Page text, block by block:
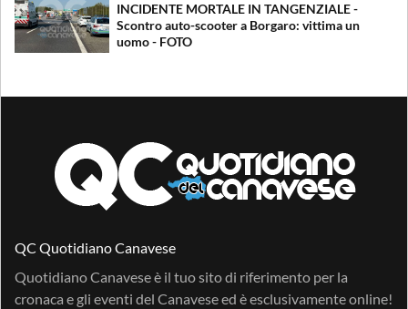
INCIDENTE MORTALE IN TANGENZIALE -
Scontro auto-scooter a Borgaro: vittima un
uomo - FOTO
QC Quotidiano Canavese
Quotidiano Canavese è il tuo sito di riferimento per la
cronaca e gli eventi del Canavese ed è esclusivamente online!